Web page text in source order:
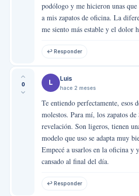
podólogo y me hicieron unas que
a mis zapatos de oficina. La
me siento más estable y el dolor
↩ Responder
0 L Luis
hace 2 meses
Te entiendo perfectamente, esos
molestos. Para mí, los zapatos
revelación. Son ligeros, tienen
modelo que uso se adapta muy
Empecé a usarlos en la oficina y
cansado al final del día.
↩ Responder